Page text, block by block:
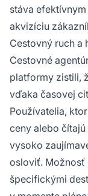
stáva
akvizíciu
Cestovný ruch a
Cestovné
platformy zistili,
vďaka časovej
Používatelia,
ceny alebo
vysoko
osloviť. Možnosť
špecifickými